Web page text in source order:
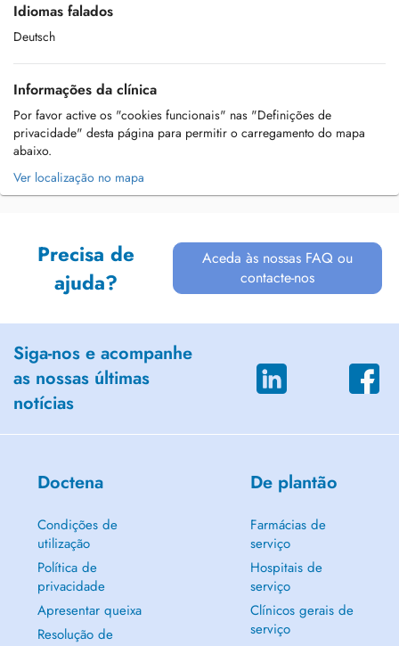
Idiomas falados
Deutsch
Informações da clínica
Por favor active os "cookies funcionais" nas "Definições de
privacidade" desta página para permitir o carregamento do mapa
abaixo.
Ver localização no mapa
Precisa de
ajuda?
Aceda às nossas FAQ ou
contacte-nos
Siga-nos e acompanhe
as nossas últimas
notícias
Doctena
Condições de
utilização
Política de
privacidade
Apresentar queixa
Resolução de
De plantão
Farmácias de
serviço
Hospitais de
serviço
Clínicos gerais de
serviço